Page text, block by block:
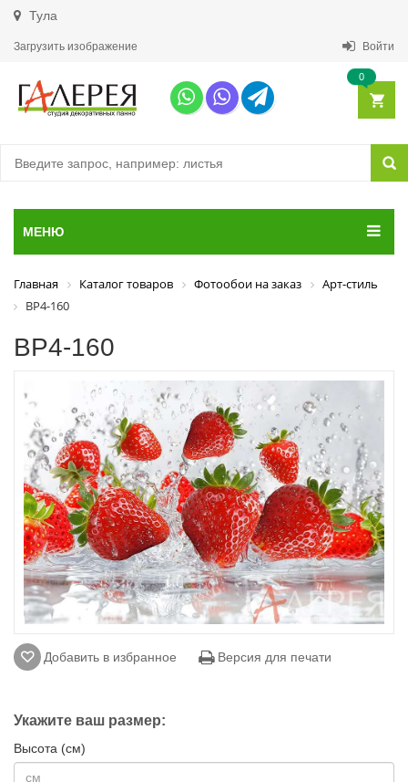
Тула
Загрузить изображение Войти
0
МЕНЮ
Главная Каталог товаров Фотообои на заказ
Арт-стиль
ВР4-160
ВР4-160
Добавить в избранное Версия для печати
Укажите ваш размер:
Высота (см)